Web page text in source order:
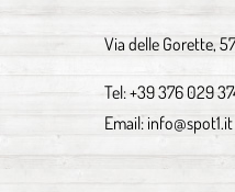
Via delle Gorette,
Tel:+39 376 029
Email: info@spot1.it